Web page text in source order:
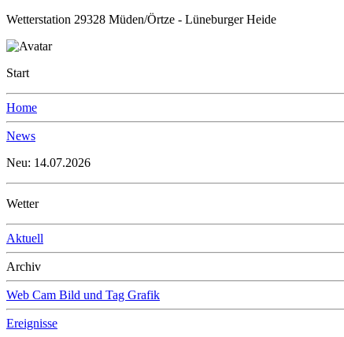
Wetterstation 29328 Müden/Örtze - Lüneburger Heide
Start
Home
News
Neu: 14.07.2026
Wetter
Aktuell
Archiv
Web Cam Bild und Tag Grafik
Ereignisse